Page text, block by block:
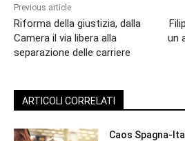
Previous article
Riforma della giustizia, dalla
Camera il via libera alla
separazione delle carriere
un
ARTICOLI CORRELATI
Caos Spagna-